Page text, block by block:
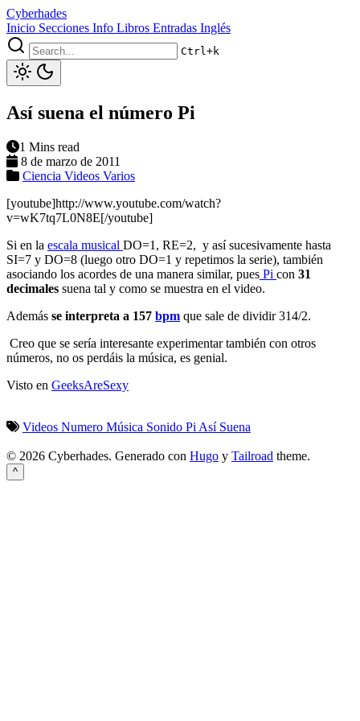
Cyberhades
Inicio Secciones Info Libros Entradas Inglés
Ctrl+k
Así suena el número Pi
1 Mins read
8 de marzo de 2011
Ciencia Videos Varios
[youtube]http://www.youtube.com/watch?
v=wK7tq7L0N8E[/youtube]
Si en la escala musical DO=1, RE=2, y así sucesivamente hasta
SI=7 y DO=8 (luego otro DO=1 y repetimos la serie), también
asociando los acordes de una manera similar, pues Pi con 31
decimales suena tal y como se muestra en el video.
Además se interpreta a 157 bpm que sale de dividir 314/2.
Creo que se sería interesante experimentar también con otros
números, no os perdáis la música, es genial.
Visto en GeeksAreSexy
Videos Numero Música Sonido Pi Así Suena
© 2026 Cyberhades. Generado con Hugo y Tailroad theme.
^